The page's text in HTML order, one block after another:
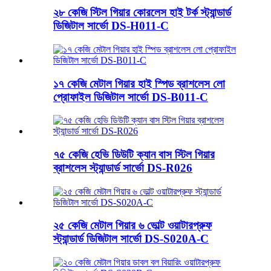
২৮ কেজি স্টিল গিয়ার কোরলেস হাই টর্ক স্ট্যান্ডার্ড
ডিজিটাল সার্ভো DS-H011-C
১৭ কেজি মেটাল গিয়ার হাই স্পিড ব্রাশলেস লো
প্রোফাইল ডিজিটাল সার্ভো DS-B011-C
৭৫ কেজি হেভি ডিউটি ​​ক্যান বাস স্টিল গিয়ার
ব্রাশলেস স্ট্যান্ডার্ড সার্ভো DS-R026
২৫ কেজি মেটাল গিয়ার ৬ ভোল্ট ওয়াটারপ্রুফ
স্ট্যান্ডার্ড ডিজিটাল সার্ভো DS-S020A-C